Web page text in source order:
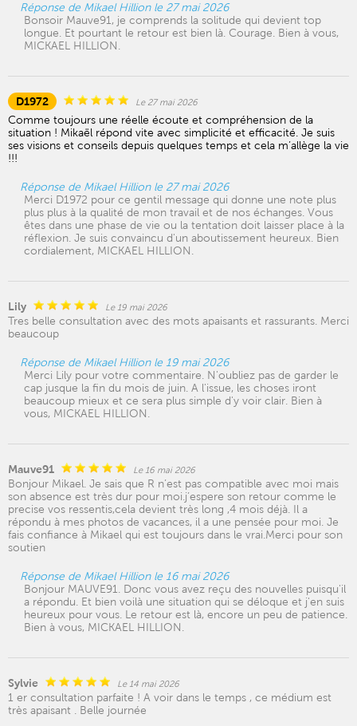
Réponse de Mikael Hillion le 27 mai 2026
Bonsoir Mauve91, je comprends la solitude qui devient top
longue. Et pourtant le retour est bien là. Courage. Bien à vous,
MICKAEL HILLION.
D1972 Le 27 mai 2026
Comme toujours une réelle écoute et compréhension de la
situation ! Mikaël répond vite avec simplicité et efficacité. Je suis
ses visions et conseils depuis quelques temps et cela m’allège la vie
!!!
Réponse de Mikael Hillion le 27 mai 2026
Merci D1972 pour ce gentil message qui donne une note plus
plus plus à la qualité de mon travail et de nos échanges. Vous
êtes dans une phase de vie ou la tentation doit laisser place à la
réflexion. Je suis convaincu d'un aboutissement heureux. Bien
cordialement, MICKAEL HILLION.
Lily Le 19 mai 2026
Tres belle consultation avec des mots apaisants et rassurants. Merci
beaucoup
Réponse de Mikael Hillion le 19 mai 2026
Merci Lily pour votre commentaire. N'oubliez pas de garder le
cap jusque la fin du mois de juin. A l'issue, les choses iront
beaucoup mieux et ce sera plus simple d'y voir clair. Bien à
vous, MICKAEL HILLION.
Mauve91 Le 16 mai 2026
Bonjour Mikael. Je sais que R n’est pas compatible avec moi mais
son absence est très dur pour moi.j’espere son retour comme le
precise vos ressentis,cela devient très long ,4 mois déjà. Il a
répondu à mes photos de vacances, il a une pensée pour moi. Je
fais confiance à Mikael qui est toujours dans le vrai.Merci pour son
soutien
Réponse de Mikael Hillion le 16 mai 2026
Bonjour MAUVE91. Donc vous avez reçu des nouvelles puisqu'il
a répondu. Et bien voilà une situation qui se déloque et j'en suis
heureux pour vous. Le retour est là, encore un peu de patience.
Bien à vous, MICKAEL HILLION.
Sylvie Le 14 mai 2026
1 er consultation parfaite ! A voir dans le temps , ce médium est
très apaisant . Belle journée